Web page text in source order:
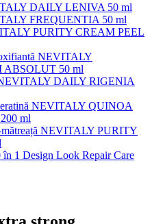
DAILY LENIVA 50 ml
FREQUENTIA 50 ml
PURITY CREAM PEEL
NEVITALY
ABSOLUT 50 ml
DAILY RIGENIA
NEVITALY QUINOA
ml
mătreață NEVITALY PURITY
în 1 Design Look Repair Care